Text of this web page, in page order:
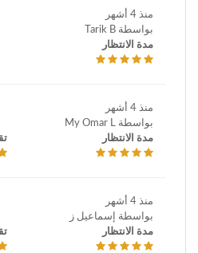
منذ 4 أشهر
بواسطة Tarik B
مدة الانتظار
منذ 4 أشهر
بواسطة My Omar L
مدة الانتظار
منذ 4 أشهر
بواسطة إسماعيل ز
مدة الانتظار